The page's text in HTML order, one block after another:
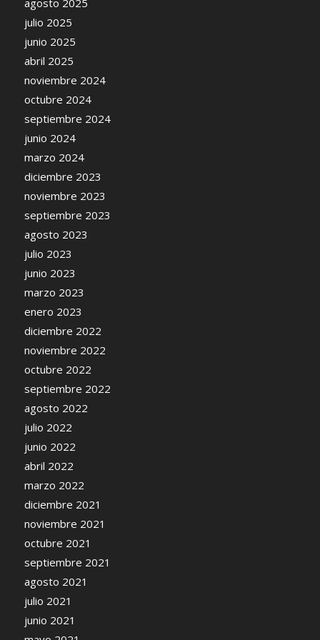
agosto 2025
julio 2025
junio 2025
abril 2025
noviembre 2024
octubre 2024
septiembre 2024
junio 2024
marzo 2024
diciembre 2023
noviembre 2023
septiembre 2023
agosto 2023
julio 2023
junio 2023
marzo 2023
enero 2023
diciembre 2022
noviembre 2022
octubre 2022
septiembre 2022
agosto 2022
julio 2022
junio 2022
abril 2022
marzo 2022
diciembre 2021
noviembre 2021
octubre 2021
septiembre 2021
agosto 2021
julio 2021
junio 2021